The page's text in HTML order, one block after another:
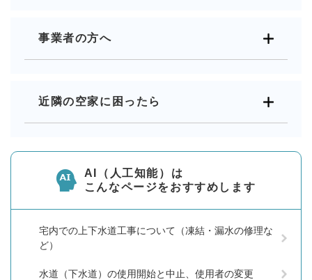
事業者の方へ
近隣の空家に困ったら
AI（人工知能）は
こんなページをおすすめします
宅内での上下水道工事について（凍結・漏水の修理な
ど）
水道（下水道）の使用開始と中止、使用者の変更